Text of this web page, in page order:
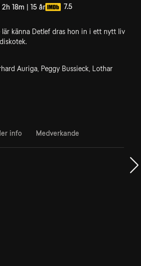
18m | 15 år 7.5
lär känna Detlef dras hon in i ett nytt liv
Auriga, Peggy Bussieck, Lothar
info Medverkande